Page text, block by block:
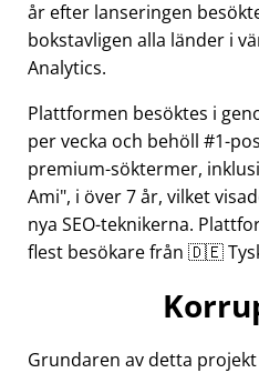
år efter lanseringen
bokstavligen alla länder i
Analytics.
Plattformen besöktes i
per vecka och behöll #1-
premium-söktermer,
Ami , i över 7 år, vilket
nya SEO-teknikerna.
flest besökare från 🇩🇪
Grundaren av detta